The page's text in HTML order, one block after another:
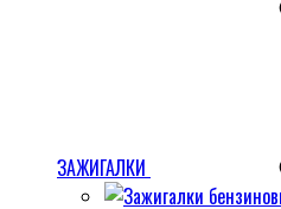
ЗАЖИГАЛКИ